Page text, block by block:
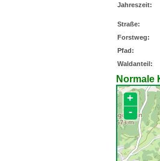
Jahreszeit:
Straße:
Forstweg:
Pfad:
Waldanteil:
Normale
+
-